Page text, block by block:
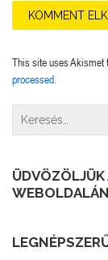
This site uses Akismet
processed.
WEBOLDALÁN